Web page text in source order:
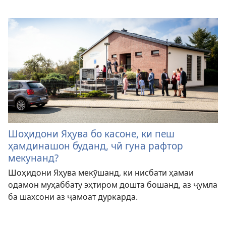
Шоҳидони Яҳува бо касоне, ки пеш
ҳамдинашон буданд, чӣ гуна рафтор
мекунанд?
Шоҳидони Яҳува мекӯшанд, ки нисбати ҳамаи
одамон муҳаббату эҳтиром дошта бошанд, аз ҷумла
ба шахсони аз ҷамоат дуркарда.